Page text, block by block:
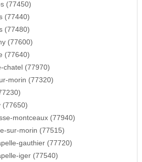
(77450)
(77440)
(77480)
(77600)
(77640)
chatel (77970)
morin (77320)
(77650)
montceaux (77940)
sur-morin (77515)
gauthier (77720)
iger (77540)